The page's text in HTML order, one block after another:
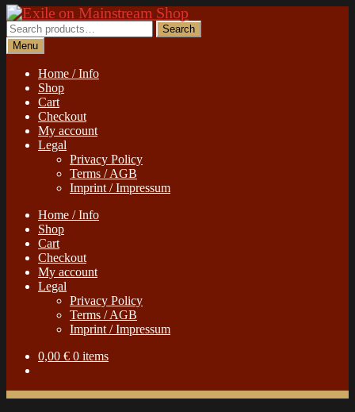
Skip
to
navigation
Skip
to
content
Search
for:
Search
Menu
Home / Info
Shop
Cart
Checkout
My account
Legal
Privacy Policy
Terms / AGB
Imprint / Impressum
Home / Info
Shop
Cart
Checkout
My account
Legal
Privacy Policy
Terms / AGB
Imprint / Impressum
0,00 € 0 items